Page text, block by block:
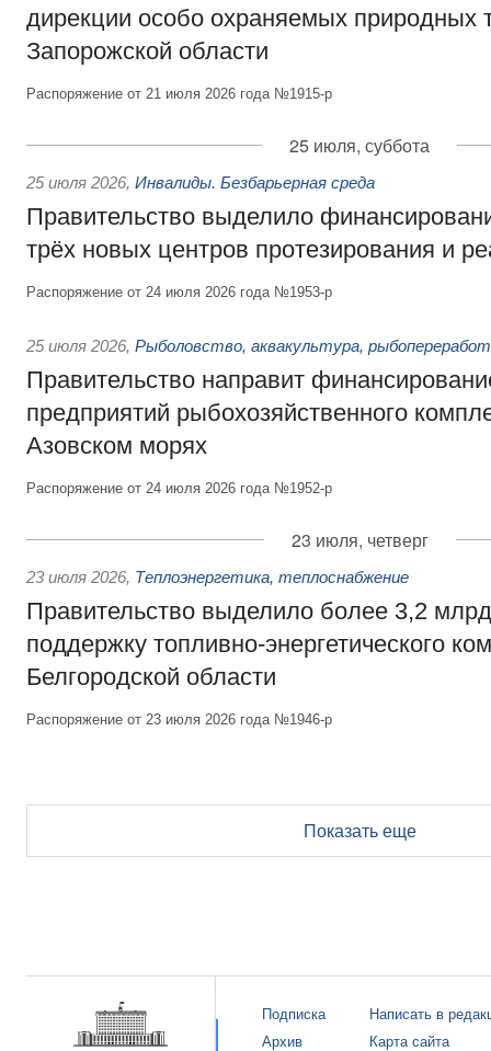
дирекции особо охраняемых природных
Запорожской области
Распоряжение от 21 июля 2026 года №1915-р
25 июля, суббота
25 июля 2026, Инвалиды. Безбарьерная среда
Правительство выделило
трёх новых центров протезирования и
Распоряжение от 24 июля 2026 года №1953-р
25 июля 2026, Рыболовство, аквакультура,
Правительство направит
предприятий рыбохозяйственного
Азовском морях
Распоряжение от 24 июля 2026 года №1952-р
23 июля, четверг
23 июля 2026, Теплоэнергетика, теплоснабжение
Правительство выделило более 3,2
поддержку топливно-энергетического
Белгородской области
Распоряжение от 23 июля 2026 года №1946-р
Показать еще
Подписка
Архив
Написать в
Карта сайта